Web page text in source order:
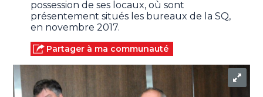
possession de ses locaux, où sont
présentement situés les bureaux de la SQ,
en novembre 2017.
Partager à ma communauté